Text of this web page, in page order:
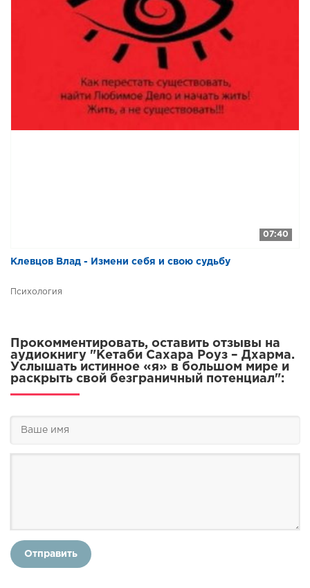
07:40
Клевцов Влад - Измени себя и свою судьбу
Психология
Прокомментировать, оставить отзывы на
аудиокнигу "Кетаби Сахара Роуз – Дхарма.
Услышать истинное «я» в большом мире и
раскрыть свой безграничный потенциал":
Отправить